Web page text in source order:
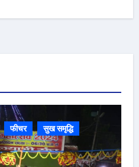
फीचर सुख समृद्धि